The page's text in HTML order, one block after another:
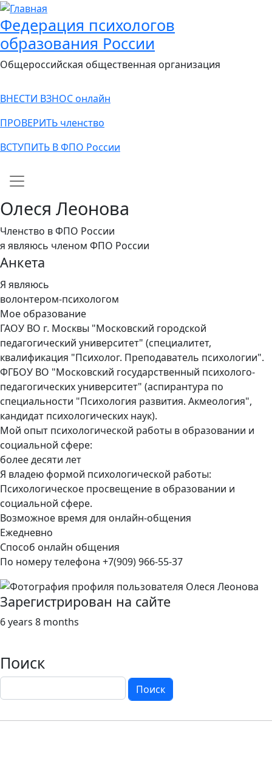
Федерация психологов
образования России
Общероссийская общественная организация
ВНЕСТИ ВЗНОС онлайн
ПРОВЕРИТЬ членство
ВСТУПИТЬ В ФПО России
Main navigation
Олеся Леонова
Членство в ФПО России
я являюсь членом ФПО России
Анкета
Я являюсь
волонтером-психологом
Мое образование
ГАОУ ВО г. Москвы "Московский городской
педагогический университет" (специалитет,
квалификация "Психолог. Преподаватель психологии".
ФГБОУ ВО "Московский государственный психолого-
педагогических университет" (аспирантура по
специальности "Психология развития. Акмеология",
кандидат психологических наук).
Мой опыт психологической работы в образовании и
социальной сфере:
более десяти лет
Я владею формой психологической работы:
Психологическое просвещение в образовании и
социальной сфере.
Возможное время для онлайн-общения
Ежедневно
Способ онлайн общения
По номеру телефона +7(909) 966-55-37
Зарегистрирован на сайте
6 years 8 months
Поиск
Поиск